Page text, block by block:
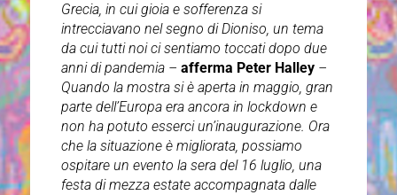
Grecia, in cui gioia e sofferenza si
intrecciavano nel segno di Dioniso, un tema
da cui tutti noi ci sentiamo toccati dopo due
anni di pandemia – afferma Peter Halley–
Quando la mostra si è aperta in maggio, gran
parte dell’Europa era ancora in lockdown e
non ha potuto esserci un’inaugurazione. Ora
che la situazione è migliorata, possiamo
ospitare un evento la sera del 16 luglio, una
festa di mezza estate accompagnata dalle